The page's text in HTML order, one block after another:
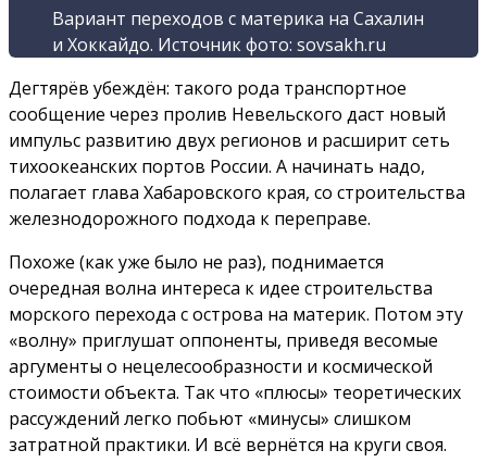
Вариант переходов с материка на Сахалин
и Хоккайдо. Источник фото: sovsakh.ru
Дегтярёв убеждён: такого рода транспортное
сообщение через пролив Невельского даст новый
импульс развитию двух регионов и расширит сеть
тихоокеанских портов России. А начинать надо,
полагает глава Хабаровского края, со строительства
железнодорожного подхода к переправе.
Похоже (как уже было не раз), поднимается
очередная волна интереса к идее строительства
морского перехода с острова на материк. Потом эту
«волну» приглушат оппоненты, приведя весомые
аргументы о нецелесообразности и космической
стоимости объекта. Так что «плюсы» теоретических
рассуждений легко побьют «минусы» слишком
затратной практики. И всё вернётся на круги своя.